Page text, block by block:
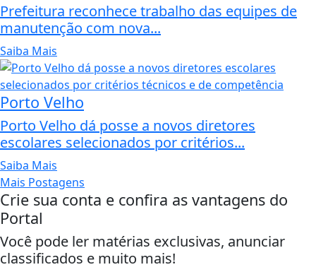
Prefeitura reconhece trabalho das equipes de
manutenção com nova...
Saiba Mais
Porto Velho
Porto Velho dá posse a novos diretores
escolares selecionados por critérios...
Saiba Mais
Mais Postagens
Crie sua conta e confira as vantagens do
Portal
Você pode ler matérias exclusivas, anunciar
classificados e muito mais!